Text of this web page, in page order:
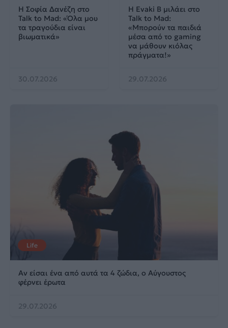
H Σοφία Δανέζη στο
Talk to Mad: «Όλα μου
τα τραγούδια είναι
βιωματικά»
30.07.2026
Η Evaki B μιλάει στο
Talk to Mad:
«Μπορούν τα παιδιά
μέσα από το gaming
να μάθουν κιόλας
πράγματα!»
29.07.2026
Life
Αν είσαι ένα από αυτά τα 4 ζώδια, ο Αύγουστος
φέρνει έρωτα
29.07.2026